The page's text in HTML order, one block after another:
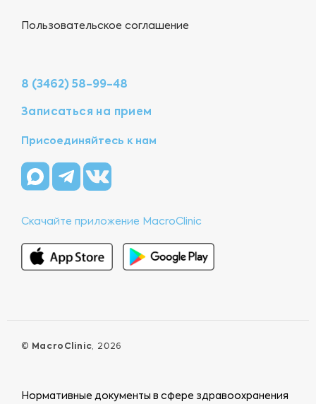
Пользовательское соглашение
8 (3462) 58-99-48
Записаться на прием
Присоединяйтесь к нам
Скачайте приложение MacroClinic
© MacroClinic, 2026
Нормативные документы в сфере здравоохранения